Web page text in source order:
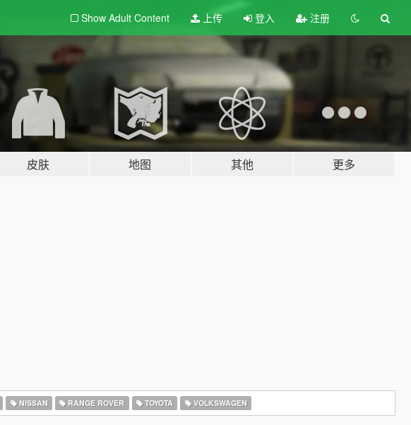
Show Adult Content 上传 登入 注册
皮肤 地图 其他 更多
NISSAN RANGE ROVER TOYOTA VOLKSWAGEN